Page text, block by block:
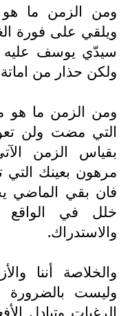
ومن الزمن ما
ويلقي على فورة
سيدّي يوسف عليه
ولكن حذار من
ومن الزمن ما هو
التي مضت ولن
بقياس الزمن
مرهون بعينك التي
فان بقي الماضي
خلل في الواقع
والاستدراك.
والخلاصة أننا
وليست
الرغبات وتبادل